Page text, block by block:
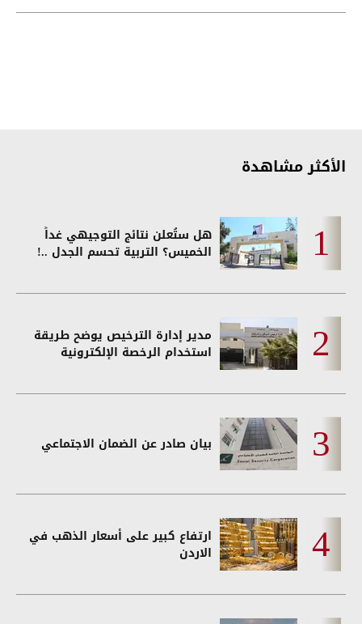
الأكثر مشاهدة
هل ستُعلن نتائج التوجيهي غداً
الخميس؟ التربية تحسم الجدل ..!
مدير إدارة الترخيص يوضح طريقة
استخدام الرخصة الإلكترونية
بيان صادر عن الضمان الاجتماعي
ارتفاع كبير على أسعار الذهب في
الاردن